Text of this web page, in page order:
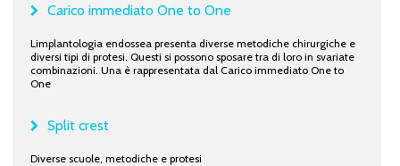
Carico immediato One to One
Limplantologia endossea presenta diverse metodiche chirurgiche e
diversi tipi di protesi. Questi si possono sposare tra di loro in svariate
combinazioni. Una è rappresentata dal Carico immediato One to
One
Split crest
Diverse scuole, metodiche e protesi